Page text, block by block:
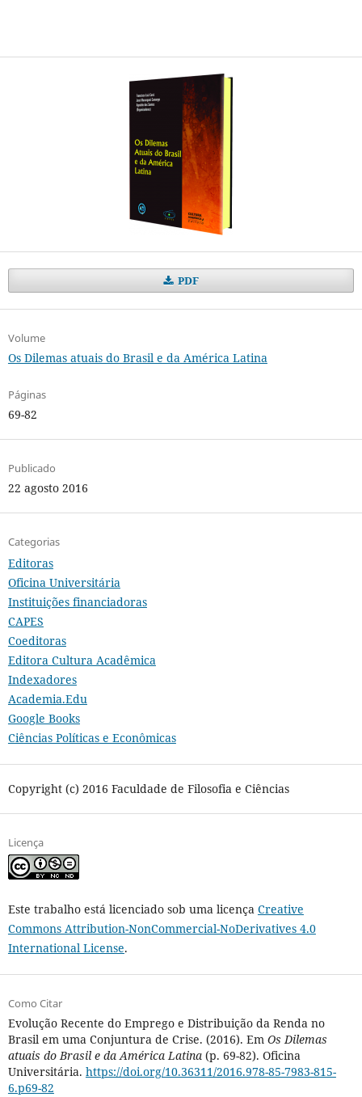
PDF
Volume
Os Dilemas atuais do Brasil e da América Latina
Páginas
69-82
Publicado
22 agosto 2016
Categorias
Editoras
Oficina Universitária
Instituições financiadoras
CAPES
Coeditoras
Editora Cultura Acadêmica
Indexadores
Academia.Edu
Google Books
Ciências Políticas e Econômicas
Copyright (c) 2016 Faculdade de Filosofia e Ciências
Licença
Este trabalho está licenciado sob uma licença Creative
Commons Attribution-NonCommercial-NoDerivatives 4.0
International License.
Como Citar
Evolução Recente do Emprego e Distribuição da Renda no
Brasil em uma Conjuntura de Crise. (2016). Em Os Dilemas
atuais do Brasil e da América Latina(p. 69-82). Oficina
Universitária. https://doi.org/10.36311/2016.978-85-7983-815-
6.p69-82